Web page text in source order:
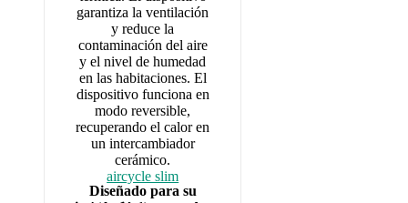
garantiza la ventilación
y reduce la
contaminación del aire
y el nivel de humedad
en las habitaciones. El
dispositivo funciona en
modo reversible,
recuperando el calor en
un intercambiador
cerámico.
Diseñado para su
aircycle slim